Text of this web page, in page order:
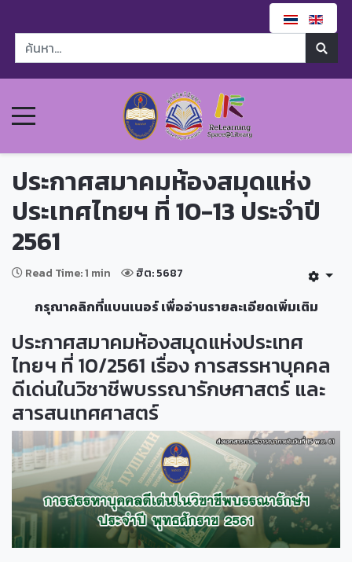
ประกาศสมาคมห้องสมุดแห่ง
ประเทศไทยฯ ที่ 10-13 ประจำปี
2561
Read Time: 1 min ฮิต: 5687
กรุณาคลิกที่แบนเนอร์ เพื่ออ่านรายละเอียดเพิ่มเติม
ประกาศสมาคมห้องสมุดแห่งประเทศ
ไทยฯ ที่ 10/2561 เรื่อง การสรรหาบุคคล
ดีเด่นในวิชาชีพบรรณารักษศาสตร์ และ
สารสนเทศศาสตร์